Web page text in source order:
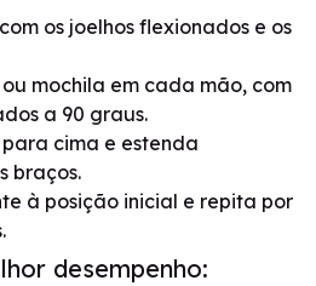
os joelhos flexionados e os
mochila em cada mão, com
a 90 graus.
para cima e estenda
braços.
à posição inicial e repita por
desempenho: